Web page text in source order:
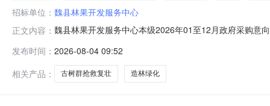
招标单位： 魏县林果开发服务中心
正文内容： 魏县林果开发服务中心本级2026年01至12月政府采购意
林绿化项目项目建设内容为利用县域内河渠坑塘、道路
树群抢
发布时间： 2026-08-04 09:52
相关产品：
古树群抢救复壮 造林绿化